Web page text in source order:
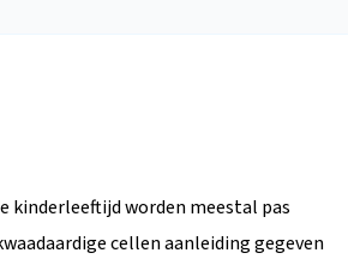
kinderleeftijd worden meestal pas
cellen aanleiding gegeven